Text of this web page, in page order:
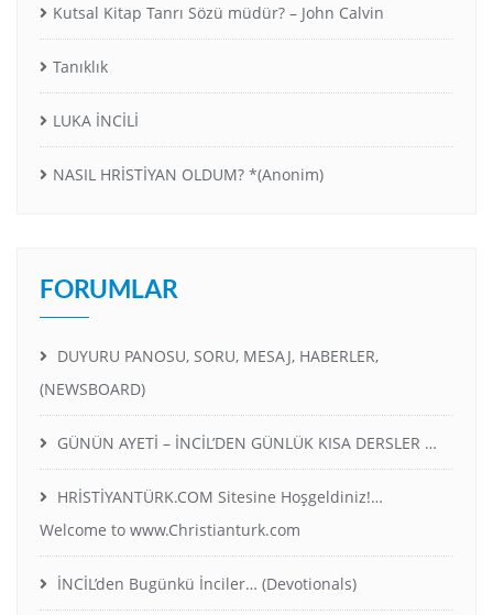
Kutsal Kitap Tanrı Sözü müdür? – John Calvin
Tanıklık
LUKA İNCİLİ
NASIL HRİSTİYAN OLDUM? *(Anonim)
FORUMLAR
DUYURU PANOSU, SORU, MESAJ, HABERLER,
(NEWSBOARD)
GÜNÜN AYETİ – İNCİL’DEN GÜNLÜK KISA DERSLER …
HRİSTİYANTÜRK.COM Sitesine Hoşgeldiniz!…
Welcome to www.Christianturk.com
İNCİL’den Bugünkü İnciler… (Devotionals)